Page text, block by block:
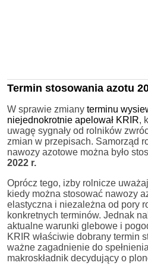
Termin stosowania azotu
W sprawie zmiany terminu
niejednokrotnie apelował KRIR,
uwagę sygnały od rolników
zmian w przepisach. Samorząd
nawozy azotowe można było
2022 r.
Oprócz tego, izby rolnicze
kiedy można stosować nawozy
elastyczna i niezależna od pory
konkretnych terminów. Jednak
aktualne warunki glebowe i
KRIR właściwie dobrany termin
ważne zagadnienie do
makroskładnik decydujący o